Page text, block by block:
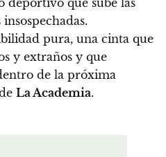
deportivo que sube las
.
pura, una cinta que
y extraños y que
de la próxima
La Academia.